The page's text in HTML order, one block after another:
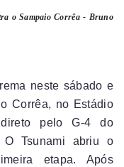
o Sampaio Corrêa - Bruno
neste sábado e
Corrêa, no Estádio
direto pelo G-4 do
O Tsunami abriu o
etapa. Após